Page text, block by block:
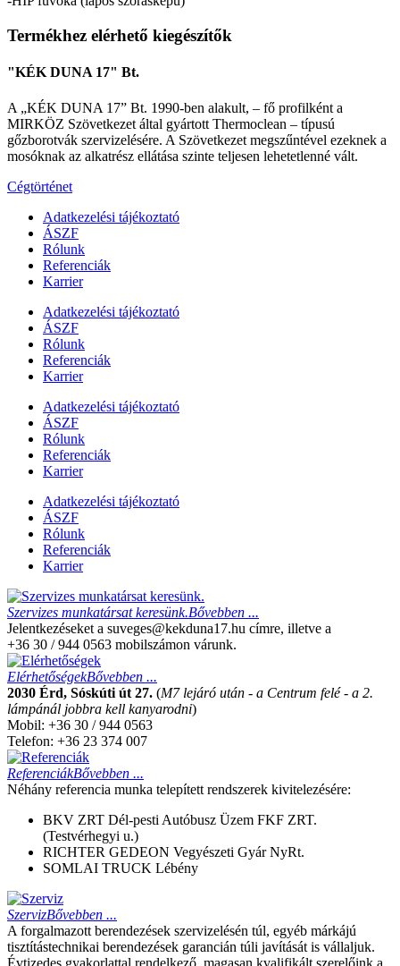
Termékhez elérhető kiegészítők
"KÉK DUNA 17" Bt.
A „KÉK DUNA 17” Bt. 1990-ben alakult, – fő profilként a
MIRKÖZ Szövetkezet által gyártott Thermoclean – típusú
gőzborotvák szervizelésére. A Szövetkezet megszűntével ezeknek a
mosóknak az alkatrész ellátása szinte teljesen lehetetlenné vált.
Cégtörténet
Adatkezelési tájékoztató
ÁSZF
Rólunk
Referenciák
Karrier
Adatkezelési tájékoztató
ÁSZF
Rólunk
Referenciák
Karrier
Adatkezelési tájékoztató
ÁSZF
Rólunk
Referenciák
Karrier
Adatkezelési tájékoztató
ÁSZF
Rólunk
Referenciák
Karrier
Szervizes munkatársat keresünk.Bővebben ...
Jelentkezéseket a suveges@kekduna17.hu címre, illetve a
+36 30 / 944 0563 mobilszámon várunk.
ElérhetőségekBővebben ...
2030 Érd, Sóskúti út 27. (M7 lejáró után - a Centrum felé - a 2.
lámpánál jobbra kell kanyarodni)
Mobil: +36 30 / 944 0563
Telefon: +36 23 374 007
ReferenciákBővebben ...
Néhány referencia munka telepített rendszerek kivitelezésére:
BKV ZRT Dél-pesti Autóbusz Üzem FKF ZRT.
(Testvérhegyi u.)
RICHTER GEDEON Vegyészeti Gyár NyRt.
SOMLAI TRUCK Lébény
SzervizBővebben ...
A forgalmazott berendezések szervizelésén túl, egyéb márkájú
tisztítástechnikai berendezések garancián túli javítását is vállaljuk.
Évtizedes gyakorlattal rendelkező, magasan kvalifikált szerelőink a